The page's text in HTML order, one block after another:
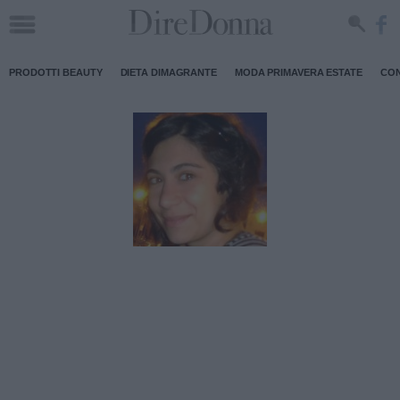
PRODOTTI BEAUTY DIETA DIMAGRANTE MODA PRIMAVERA ESTATE